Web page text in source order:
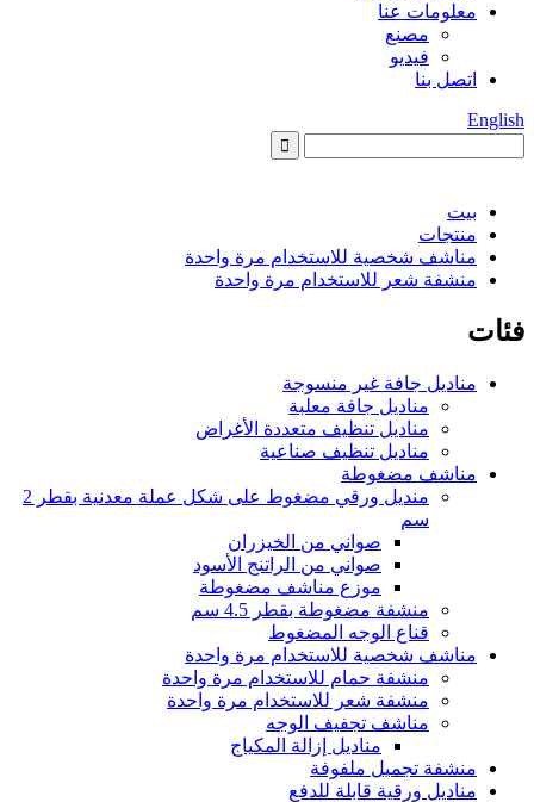
معلومات عنا
مصنع
فيديو
اتصل بنا
English
بيت
منتجات
مناشف شخصية للاستخدام مرة واحدة
منشفة شعر للاستخدام مرة واحدة
فئات
مناديل جافة غير منسوجة
مناديل جافة معلبة
مناديل تنظيف متعددة الأغراض
مناديل تنظيف صناعية
مناشف مضغوطة
منديل ورقي مضغوط على شكل عملة معدنية بقطر 2
سم
صواني من الخيزران
صواني من الراتنج الأسود
موزع مناشف مضغوطة
منشفة مضغوطة بقطر 4.5 سم
قناع الوجه المضغوط
مناشف شخصية للاستخدام مرة واحدة
منشفة حمام للاستخدام مرة واحدة
منشفة شعر للاستخدام مرة واحدة
مناشف تجفيف الوجه
مناديل إزالة المكياج
منشفة تجميل ملفوفة
مناديل ورقية قابلة للدفع